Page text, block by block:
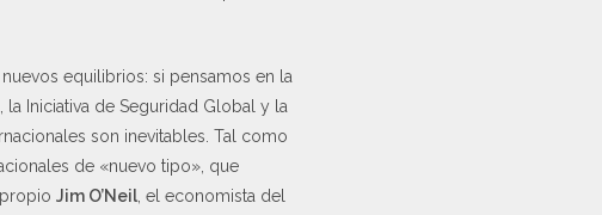
equilibrios: si pensamos en la
la Iniciativa de Seguridad Global y la
son inevitables. Tal como
de «nuevo tipo», que
Jim O’Neil, el economista del